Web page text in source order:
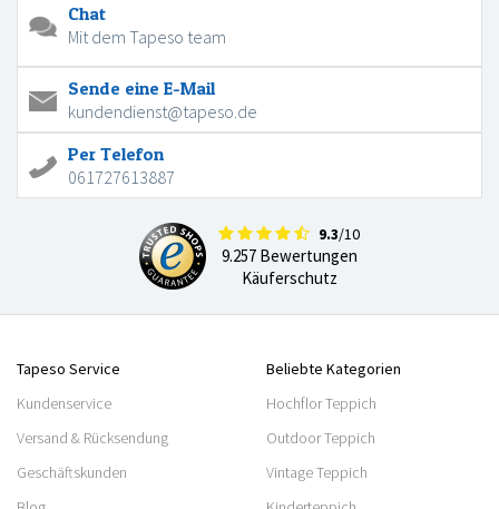
Chat
Mit dem Tapeso team
Sende eine E-Mail
kundendienst@tapeso.de
Per Telefon
061727613887
9.3/10
9.257 Bewertungen
Käuferschutz
Tapeso Service
Kundenservice
Versand & Rücksendung
Geschäftskunden
Beliebte Kategorien
Hochflor Teppich
Outdoor Teppich
Vintage Teppich